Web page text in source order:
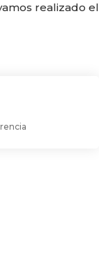
realizado el